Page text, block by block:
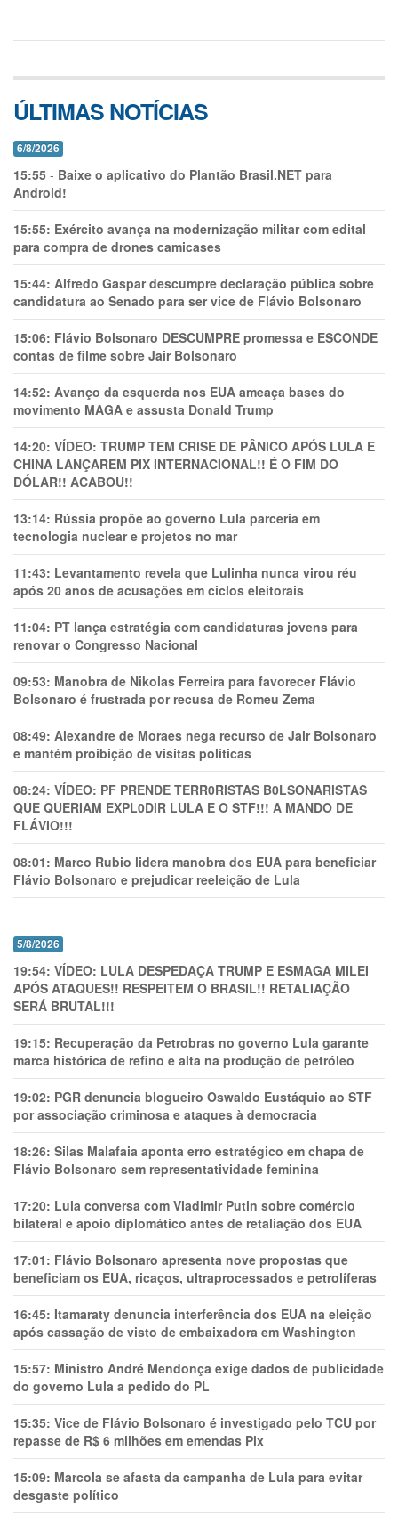
ÚLTIMAS NOTÍCIAS
6/8/2026
15:55 - Baixe o aplicativo do Plantão Brasil.NET para
Android!
15:55: Exército avança na modernização militar com edital
para compra de drones camicases
15:44: Alfredo Gaspar descumpre declaração pública sobre
candidatura ao Senado para ser vice de Flávio Bolsonaro
15:06: Flávio Bolsonaro DESCUMPRE promessa e ESCONDE
contas de filme sobre Jair Bolsonaro
14:52: Avanço da esquerda nos EUA ameaça bases do
movimento MAGA e assusta Donald Trump
14:20: VÍDEO: TRUMP TEM CRlSE DE PÂNlCO APÓS LULA E
CHINA LANÇAREM PIX INTERNACIONAL!! É O FIM DO
DÓLAR!! ACABOU!!
13:14: Rússia propõe ao governo Lula parceria em
tecnologia nuclear e projetos no mar
11:43: Levantamento revela que Lulinha nunca virou réu
após 20 anos de acusações em ciclos eleitorais
11:04: PT lança estratégia com candidaturas jovens para
renovar o Congresso Nacional
09:53: Manobra de Nikolas Ferreira para favorecer Flávio
Bolsonaro é frustrada por recusa de Romeu Zema
08:49: Alexandre de Moraes nega recurso de Jair Bolsonaro
e mantém proibição de visitas políticas
08:24: VÍDEO: PF PRENDE TERR0RlSTAS B0LSONARlSTAS
QUE QUERIAM EXPL0DlR LULA E O STF!!! A MANDO DE
FLÁVIO!!!
08:01: Marco Rubio lidera manobra dos EUA para beneficiar
Flávio Bolsonaro e prejudicar reeleição de Lula
5/8/2026
19:54: VÍDEO: LULA DESPEDAÇA TRUMP E ESMAGA MILEI
APÓS ATAQUES!! RESPEITEM O BRASIL!! RETALIAÇÃO
SERÁ BRUTAL!!!
19:15: Recuperação da Petrobras no governo Lula garante
marca histórica de refino e alta na produção de petróleo
19:02: PGR denuncia blogueiro Oswaldo Eustáquio ao STF
por associação criminosa e ataques à democracia
18:26: Silas Malafaia aponta erro estratégico em chapa de
Flávio Bolsonaro sem representatividade feminina
17:20: Lula conversa com Vladimir Putin sobre comércio
bilateral e apoio diplomático antes de retaliação dos EUA
17:01: Flávio Bolsonaro apresenta nove propostas que
beneficiam os EUA, ricaços, ultraprocessados e petrolíferas
16:45: Itamaraty denuncia interferência dos EUA na eleição
após cassação de visto de embaixadora em Washington
15:57: Ministro André Mendonça exige dados de publicidade
do governo Lula a pedido do PL
15:35: Vice de Flávio Bolsonaro é investigado pelo TCU por
repasse de R$ 6 milhões em emendas Pix
15:09: Marcola se afasta da campanha de Lula para evitar
desgaste político